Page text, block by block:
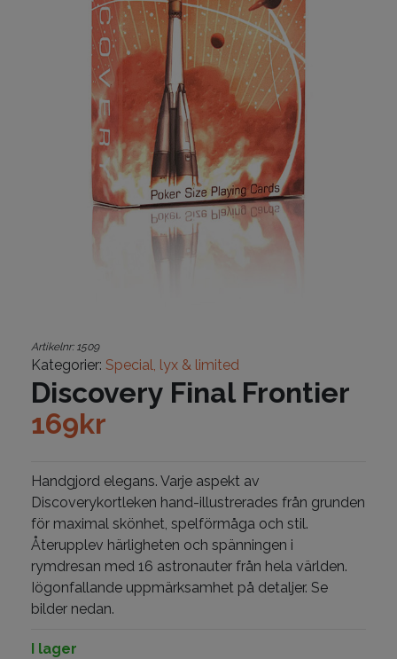
Artikelnr: 1509
Kategorier: Special, lyx & limited
Discovery Final Frontier
169kr
Handgjord elegans. Varje aspekt av
Discoverykortleken hand-illustrerades från grunden
för maximal skönhet, spelförmåga och stil.
Återupplev härligheten och spänningen i
rymdresan med 16 astronauter från hela världen.
Iögonfallande uppmärksamhet på detaljer. Se
bilder nedan.
I lager